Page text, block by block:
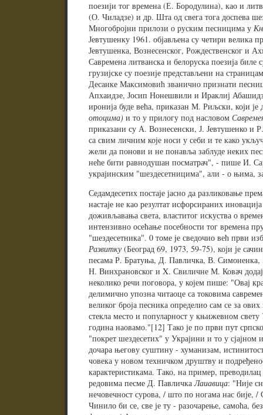
поезији тог времена (Е. Бородулина), као и
(О. Чиладзе) и др. Шта од свега тога доспева
Многобројни прилози о руским песницима у
Јевтушенку 1961. објављена су четири велика
Јевтушенка, Вознесенског, Рождественског и
Савремена литванска и белоруска поезија биле
грузијске су поезије представљени на
Десанке Максимовић званично признати
Апхаидзе, Јосип Нонешвили и Ираклиј
иронија буде већа, приказан М. Риљски, који је
отоцима) и то у прилогу под насловом
приказани су А. Вознесенски, Ј. Јевтушенко и
са свим личним које носи у себи и те како
жели да понови и не понавља заблуде неких
неће бити равнодушан посматрач", - пише И.
украјинским "шездесетницима", али - о њима,
Седамдесетих постаје јасно да разликовање
настаје не као резултат исфорсираних
доживљавања света, властитог искуства о
интензивно осећање посебности тог времена
"шездесетника". 0 томе је сведочио већ први
Развитку(Београд 69, 1973, 59-75), који је
песама Р. Братуња, Д. Павличка, В.
Н. Винхрановског и X. Свиличне М. Ковач
неколико речи поговора, у којем пише: "Овај
делимично упозна читаоце са токовима
великог броја песника определио сам се за
стекла место и популарност у књижевном свету
година наовамо."[12] Тако је по први пут
"покрет шездесетих" у Украјини и то у сјајном
дочара његову суштину - хуманизам,
човека у новом техничком друштву и
карактеристикама. Тако, на пример,
редовима песме Д. ПавличкаЛаиавица: "Није
нечовечност сурова, / што по ногама нас
Чинило би се, све је ту - разочарење, самоћа,